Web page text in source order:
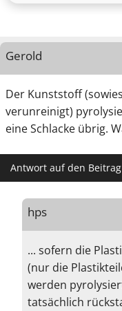
Gerold
Der Kunststoff
verunreinigt)
eine Schlacke übrig.
Antwort auf den
hps
... sofern die
(nur die
werden
tatsächlich